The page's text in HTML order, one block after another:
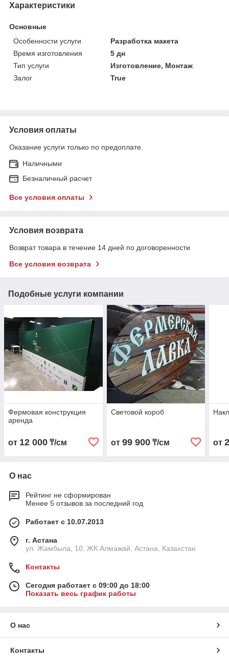
Характеристики
Основные
Особенности услуги
Разработка макета
Время изготовления
5 дн
Тип услуги
Изготовление, Монтаж
Залог
True
Условия оплаты
Оказание услуги только по предоплате.
Наличными
Безналичный расчет
Все условия оплаты
Условия возврата
Возврат товара в течение 14 дней по договоренности
Все условия возврата
Подобные услуги компании
Фермовая конструкция
аренда
от 12 000 ₸/см
Световой короб
от 99 900₸/см от
О нас
Рейтинг не сформирован
Менее 5 отзывов за последний год
Работает с 10.07.2013
г. Астана
ул. Жамбыла, 10, ЖК Алмажай, Астана, Казахстан
Контакты
Сегодня работает с 09:00 до 18:00
Показать весь график работы
О нас
Контакты